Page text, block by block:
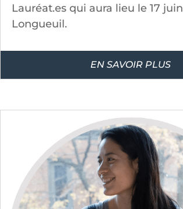
Lauréat.es qui aura lieu le 17
Longueuil.
EN SAVOIR PLUS